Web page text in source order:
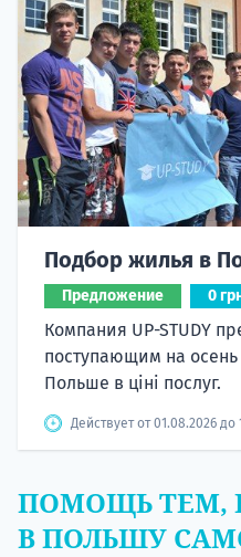
Подбор жилья в
Предложение 0
Компания UP-STUDY
поступающим на осень
Польше в ціні послуг.
Действует от 01.08.2026 до
ПОМОЩЬ ТЕМ,
В ПОЛЬШУ